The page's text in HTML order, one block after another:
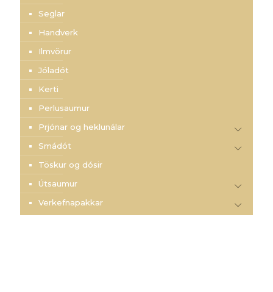
Seglar
Handverk
Ilmvörur
Jóladót
Kerti
Perlusaumur
Prjónar og heklunálar
Smádót
Töskur og dósir
Útsaumur
Verkefnapakkar